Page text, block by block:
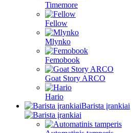
Timemore
Fellow
Mlynko
Femobook
Goat Story ARCO
Hario
Barista įrankiai